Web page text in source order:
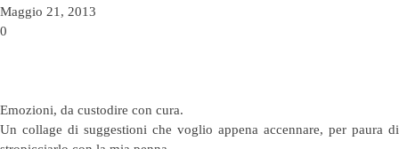
Maggio 21, 2013
0
Emozioni, da custodire con cura.
Un collage di suggestioni che voglio appena accennare, per paura di